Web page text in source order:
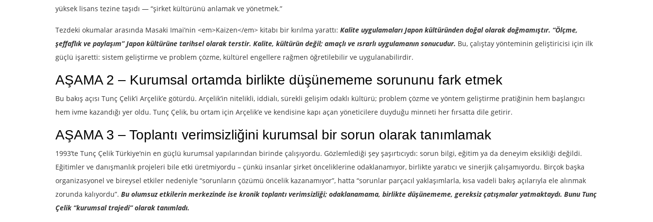
yüksek lisans tezine taşıdı — “şirket kültürünü anlamak ve yönetmek.”
Tezdeki okumalar arasında Masaki Imai’nin <em>Kaizen</em> kitabı bir kırılma yarattı: Kalite uygulamaları Japon kültüründen doğal olarak doğmamıştır. “Ölçme,
şeffaflık ve paylaşım” Japon kültürüne tarihsel olarak terstir. Kalite, kültürün değil; amaçlı ve ısrarlı uygulamanın sonucudur. Bu, çalıştay yönteminin geliştiricisi için ilk
güçlü işaretti: sistem geliştirme ve problem çözme, kültürel engellere rağmen öğretilebilir ve uygulanabilirdir.
AŞAMA 2 – Kurumsal ortamda birlikte düşünememe sorununu fark etmek
Bu bakış açısı Tunç Çelik’i Arçelik’e götürdü. Arçelik’in nitelikli, iddialı, sürekli gelişim odaklı kültürü; problem çözme ve yöntem geliştirme pratiğinin hem başlangıcı
hem ivme kazandığı yer oldu. Tunç Çelik, bu ortam için Arçelik’e ve kendisine kapı açan yöneticilere duyduğu minneti her fırsatta dile getirir.
AŞAMA 3 – Toplantı verimsizliğini kurumsal bir sorun olarak tanımlamak
1993’te Tunç Çelik Türkiye’nin en güçlü kurumsal yapılarından birinde çalışıyordu. Gözlemlediği şey şaşırtıcıydı: sorun bilgi, eğitim ya da deneyim eksikliği değildi.
Eğitimler ve danışmanlık projeleri bile etki üretmiyordu – çünkü insanlar şirket önceliklerine odaklanamıyor, birlikte yaratıcı ve sinerjik çalışamıyordu. Birçok başka
organizasyonel ve bireysel etkiler nedeniyle “sorunların çözümü öncelik kazanamıyor”, hatta “sorunlar parçacıl yaklaşımlarla, kısa vadeli bakış açılarıyla ele alınmak
zorunda kalıyordu”. Bu olumsuz etkilerin merkezinde ise kronik toplantı verimsizliği; odaklanamama, birlikte düşünememe, gereksiz çatışmalar yatmaktaydı. Bunu Tunç
Çelik “kurumsal trajedi” olarak tanımladı.